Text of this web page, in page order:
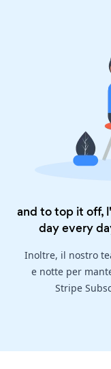
and to top it off,
day every
Inoltre, il nostro
e notte per
Stripe